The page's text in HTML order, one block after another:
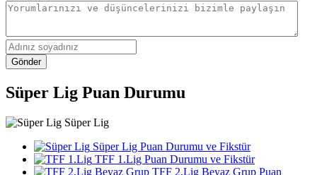
Gönder
Süper Lig Puan Durumu
Süper Lig
Süper Lig Puan Durumu ve Fikstür
TFF 1.Lig Puan Durumu ve Fikstür
TFF 2.Lig Beyaz Grup Puan